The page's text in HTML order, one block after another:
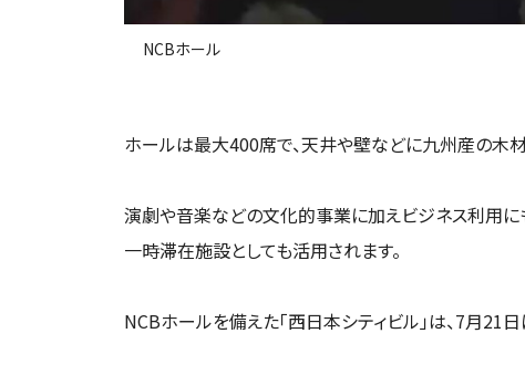
NCBホール
ホールは最大400席で、天井や壁などに九州産の木
演劇や音楽などの文化的事業に加えビジネス利用
一時滞在施設としても活用されます。
NCBホールを備えた「西日本シティビル」は、7月21日